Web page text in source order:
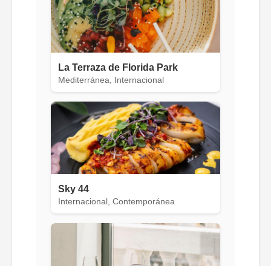
La Terraza de Florida Park
Mediterránea, Internacional
Sky 44
Internacional, Contemporánea